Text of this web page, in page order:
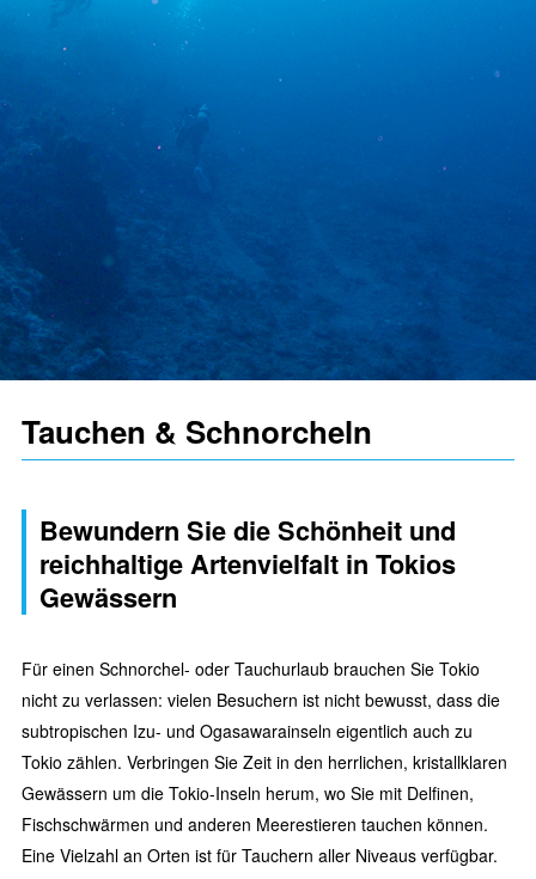
Tauchen & Schnorcheln
Bewundern Sie die Schönheit und
reichhaltige Artenvielfalt in Tokios
Gewässern
Für einen Schnorchel- oder Tauchurlaub brauchen Sie Tokio
nicht zu verlassen: vielen Besuchern ist nicht bewusst, dass die
subtropischen Izu- und Ogasawarainseln eigentlich auch zu
Tokio zählen. Verbringen Sie Zeit in den herrlichen, kristallklaren
Gewässern um die Tokio-Inseln herum, wo Sie mit Delfinen,
Fischschwärmen und anderen Meerestieren tauchen können.
Eine Vielzahl an Orten ist für Tauchern aller Niveaus verfügbar.